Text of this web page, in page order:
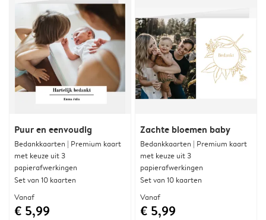
Puur en eenvoudig
Bedankkaarten | Premium kaart
met keuze uit 3
papierafwerkingen
Set van 10 kaarten
Vanaf
€ 5,99
Zachte bloemen baby
Bedankkaarten | Premium kaart
met keuze uit 3
papierafwerkingen
Set van 10 kaarten
Vanaf
€ 5,99